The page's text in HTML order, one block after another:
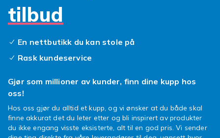
tilbud
En nettbutikk du kan stole på
Rask kundeservice
Gjør som millioner av kunder, finn dine kupp hos
oss!
Hos oss gjør du alltid et kupp, og vi ønsker at du både skal
finne akkurat det du leter etter og bli inspirert av produkter
du ikke engang visste eksisterte, alt til en god pris. Vi sender